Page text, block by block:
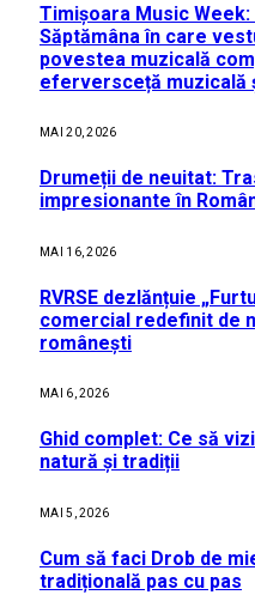
Timișoara Music
Săptămâna în care
povestea muzicală
eferversceță muzicală
MAI 20, 2026
Drumeții de neuitat:
impresionante în
MAI 16, 2026
RVRSE dezlănțuie
comercial redefinit de
românești
MAI 6, 2026
Ghid complet: Ce să
natură și tradiții
MAI 5, 2026
Cum să faci Drob de
tradițională pas cu pas